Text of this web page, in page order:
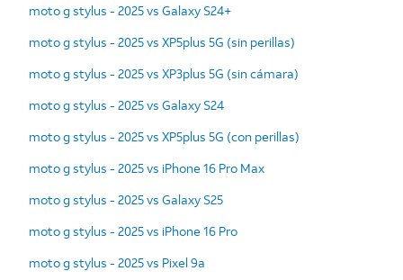
moto g stylus - 2025 vs Galaxy S24+
moto g stylus - 2025 vs XP5plus 5G (sin perillas)
moto g stylus - 2025 vs XP3plus 5G (sin cámara)
moto g stylus - 2025 vs Galaxy S24
moto g stylus - 2025 vs XP5plus 5G (con perillas)
moto g stylus - 2025 vs iPhone 16 Pro Max
moto g stylus - 2025 vs Galaxy S25
moto g stylus - 2025 vs iPhone 16 Pro
moto g stylus - 2025 vs Pixel 9a